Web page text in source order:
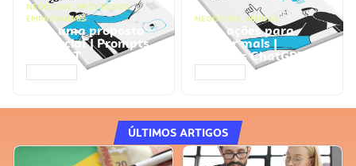
NEGÓCIOS, PROCESSOS
EMPRESARIAIS
Faça uma proposta
comercial | Prompts
ChatGPT
NEGÓCIOS, VENDAS
Faça ações para
vender mais |
Prompts ChatGPT
ÚLTIMOS ARTIGOS